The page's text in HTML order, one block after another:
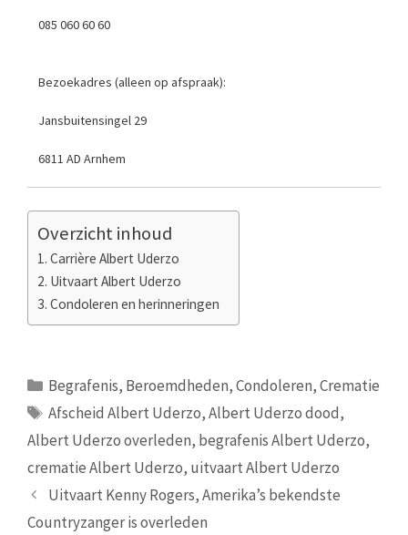
085 060 60 60
Bezoekadres (alleen op afspraak):
Jansbuitensingel 29
6811 AD Arnhem
Overzicht inhoud
Carrière Albert Uderzo
Uitvaart Albert Uderzo
Condoleren en herinneringen
Categorieën
Begrafenis, Beroemdheden,Condoleren,Crematie
Tags
Afscheid Albert Uderzo,Albert Uderzo dood,
Albert Uderzo overleden, begrafenis Albert Uderzo,
crematie Albert Uderzo, uitvaart Albert Uderzo
Uitvaart Kenny Rogers, Amerika’s bekendste
Countryzanger is overleden